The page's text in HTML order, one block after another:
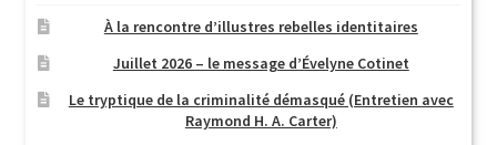
À la rencontre d’illustres rebelles identitaires
Juillet 2026 – le message d’Évelyne Cotinet
Le tryptique de la criminalité démasqué (Entretien avec
Raymond H. A. Carter)